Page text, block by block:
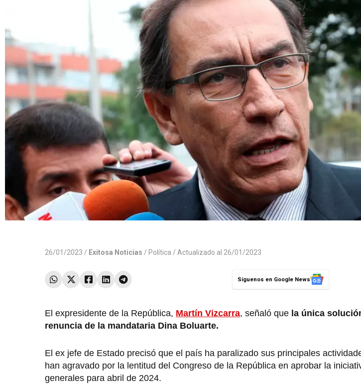
26/01/2023 / Exitosa Noticias / Política / Actualizado al 26/01/2023
Síguenos en Google News
El expresidente de la República, Martín Vizcarra, señaló que la única
renuncia de la mandataria Dina Boluarte.
El ex jefe de Estado precisó que el país ha paralizado sus principales
han agravado por la lentitud del Congreso de la República en aprobar la
generales para abril de 2024.